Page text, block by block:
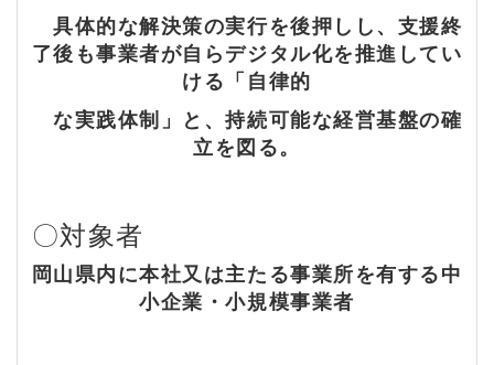
具体的な解決策の実行を後押しし、支援終
了後も事業者が自らデジタル化を推進してい
ける「自律的
な実践体制」と、持続可能な経営基盤の確
立を図る。
〇対象者
岡山県内に本社又は主たる事業所を有する中
小企業・小規模事業者